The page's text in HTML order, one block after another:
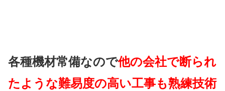
各種機材常備なので他の会社で断られ
たような難易度の高い工事も熟練技術